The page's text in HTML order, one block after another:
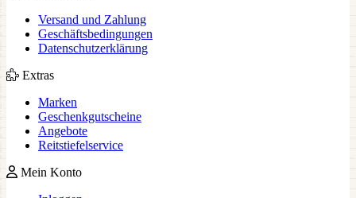
Versand und Zahlung
Geschäftsbedingungen
Datenschutzerklärung
Extras
Marken
Geschenkgutscheine
Angebote
Reitstiefelservice
Mein Konto